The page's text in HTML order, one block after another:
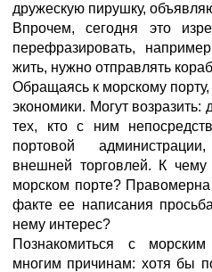
дружескую пирушку,
Впрочем, сегодня это
перефразировать,
жить, нужно отправлять
Обращаясь к морскому
экономики. Могут
тех, кто с ним
портовой
внешней торговлей. К
морском порте?
факте ее написания
нему интерес?
Познакомиться с
многим причинам: хотя бы